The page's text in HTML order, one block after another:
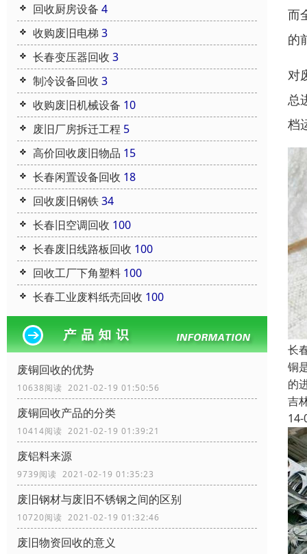
回收厨房设备 4
收购废旧电梯 3
长春变压器回收 3
制冷设备回收 3
收购废旧机械设备 10
废旧厂房拆迁工程 5
高价回收废旧物品 15
长春闲置设备回收 18
回收废旧钢铁34
长春旧空调回收 100
长春废旧线路板回收 100
回收工厂下角塑料 100
长春工业废料纸壳回收 100
废铜回收的优势
10638阅读 2021-02-19 01:50:56
废铜回收产品的分类
10414阅读 2021-02-19 01:39:21
废铝料来源
9739阅读 2021-02-19 01:35:23
废旧钢材与废旧不锈钢之间的区别
10720阅读 2021-02-19 01:32:46
废旧物资回收的意义
而
的
对
总
档
长
铜
的
吉
14-